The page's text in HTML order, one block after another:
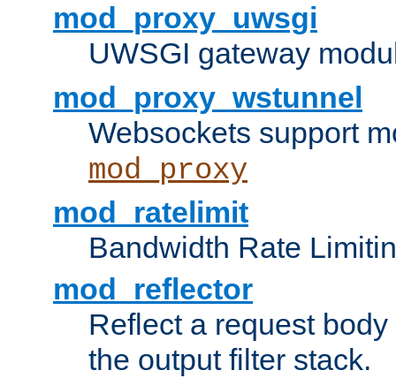
mod_proxy_uwsgi
UWSGI gateway
mod_proxy_wstunnel
Websockets support
mod_proxy
mod_ratelimit
Bandwidth Rate
mod_reflector
Reflect a request
the output filter stack.